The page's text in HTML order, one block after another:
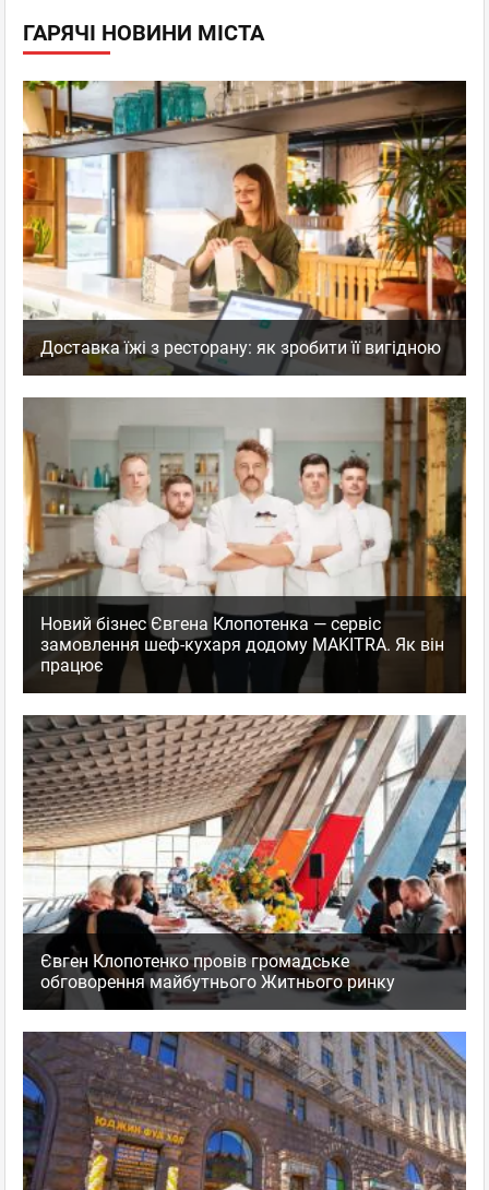
ГАРЯЧІ НОВИНИ МІСТА
Доставка їжі з ресторану: як зробити її вигідною
Новий бізнес Євгена Клопотенка — сервіс
замовлення шеф-кухаря додому MAKITRA. Як він
працює
Євген Клопотенко провів громадське
обговорення майбутнього Житнього ринку